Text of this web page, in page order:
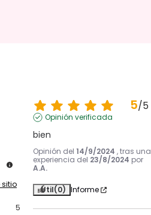
sitio
5
5/5
Opinión verificada
bien
Opinión del 14/9/2024 , tras una
experiencia del 23/8/2024 por
A.A.
Útil(0) Informe